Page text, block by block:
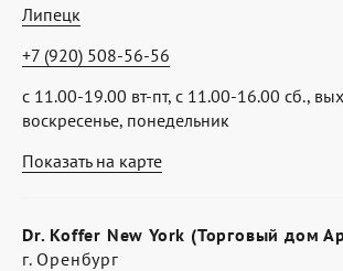
Показать на карте
Липецк
с 11.00-19.00 вт-пт, с 11.00-16.00 сб.,
воскресенье, понедельник
+7 (920) 508-56-56
Dr. Koffer New York (Торговый дом
г. Оренбург